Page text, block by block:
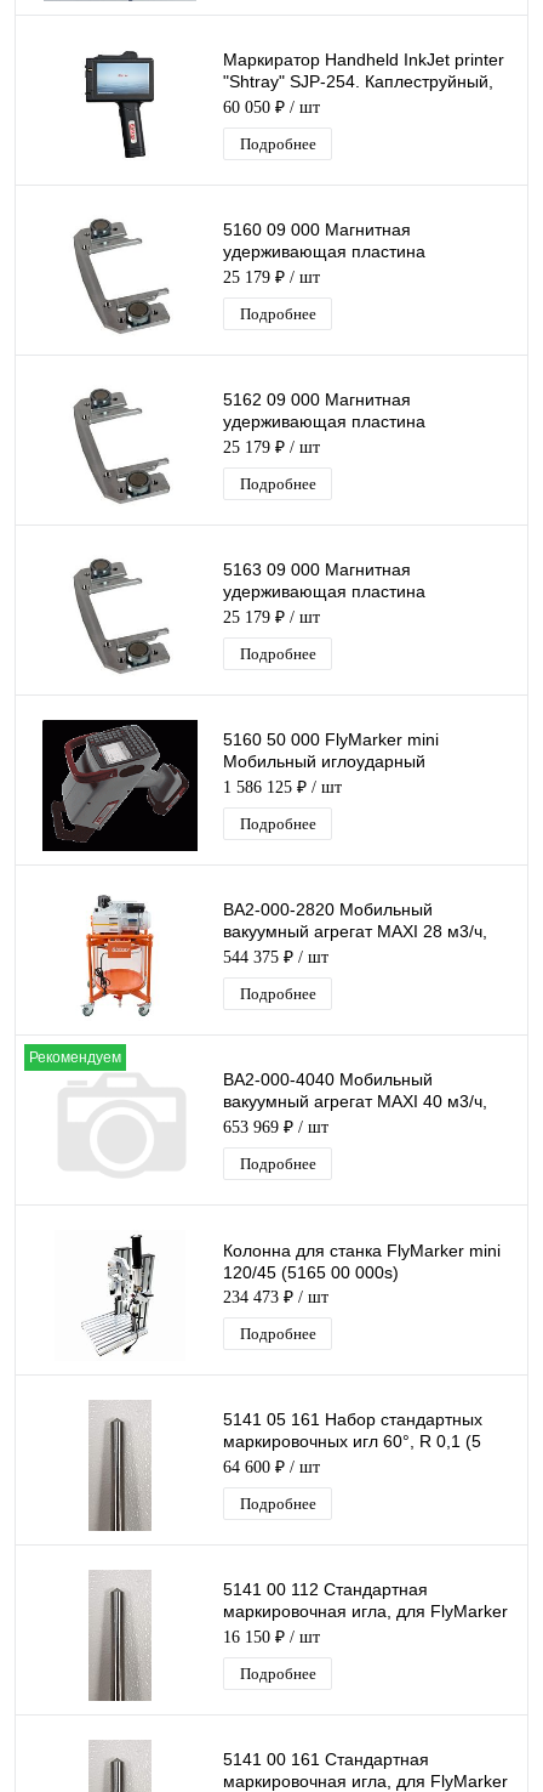
Маркиратор Handheld InkJet printer
"Shtray" SJP-254. Каплеструйный,
ручной, аккумуляторный. Высота
символа от 1мм до 25.4 мм
60 050 ₽ / шт
Подробнее
5160 09 000 Магнитная
удерживающая пластина
дляFlyMarker® mini 65/30.
Магнитные прижимы
25 179 ₽ / шт
Подробнее
5162 09 000 Магнитная
удерживающая пластина
дляFlyMarker® mini 120/45
Магнитные прижимы
25 179 ₽ / шт
Подробнее
5163 09 000 Магнитная
удерживающая пластина
дляFlyMarker® mini 85x45.
Магнитные прижимы
25 179 ₽ / шт
Подробнее
5160 50 000 FlyMarker mini
Мобильный иглоударный
маркиратор с рабочим окном
65х30мм
1 586 125 ₽ / шт
Подробнее
ВА2-000-2820 Мобильный
вакуумный агрегат MAXI 28 м3/ч,
230В/1,1кВТ
544 375 ₽ / шт
Подробнее
Рекомендуем
ВА2-000-4040 Мобильный
вакуумный агрегат MAXI 40 м3/ч,
400В/1,1кВТ
653 969 ₽ / шт
Подробнее
Колонна для станка FlyMarker mini
120/45 (5165 00 000s)
234 473 ₽ / шт
Подробнее
5141 05 161 Набор стандартных
маркировочных игл 60°, R 0,1 (5
шт.)
64 600 ₽ / шт
Подробнее
5141 00 112 Стандартная
маркировочная игла, для FlyMarker
(110°)
16 150 ₽ / шт
Подробнее
5141 00 161 Стандартная
маркировочная игла, для FlyMarker